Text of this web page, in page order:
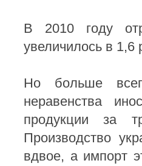
В 2010 году
увеличилось в 1,6
Но больше
неравенства
продукции за
Производство
вдвое, а импорт